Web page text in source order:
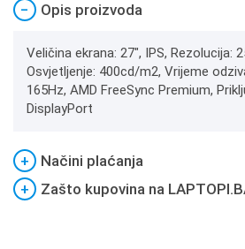
− Opis proizvoda
Veličina ekrana: 27", IPS, Rezolucija:
Osvjetljenje: 400cd/m2, Vrijeme
165Hz, AMD FreeSync Premium,
DisplayPort
+
Načini plaćanja
+
Zašto kupovina na